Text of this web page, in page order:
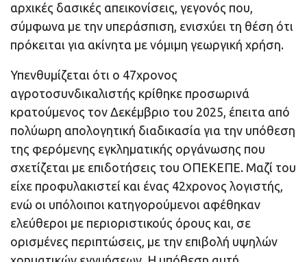
αρχικές δασικές απεικονίσεις, γεγονός που,
σύμφωνα με την υπεράσπιση, ενισχύει τη θέση ότι
πρόκειται για ακίνητα με νόμιμη γεωργική χρήση.
Υπενθυμίζεται ότι ο 47χρονος
αγροτοσυνδικαλιστής κρίθηκε προσωρινά
κρατούμενος τον Δεκέμβριο του 2025, έπειτα από
πολύωρη απολογητική διαδικασία για την υπόθεση
της φερόμενης εγκληματικής οργάνωσης που
σχετίζεται με επιδοτήσεις του ΟΠΕΚΕΠΕ. Μαζί του
είχε προφυλακιστεί και ένας 42χρονος λογιστής,
ενώ οι υπόλοιποι κατηγορούμενοι αφέθηκαν
ελεύθεροι με περιοριστικούς όρους και, σε
ορισμένες περιπτώσεις, με την επιβολή υψηλών